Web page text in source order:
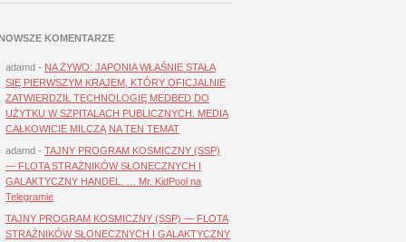
KOMENTARZE
adamd - NA ŻYWO: JAPONIA WŁAŚNIE STAŁA
SIĘ PIERWSZYM KRAJEM, KTÓRY OFICJALNIE
ZATWIERDZIŁ TECHNOLOGIĘ MEDBED DO
UŻYTKU W SZPITALACH PUBLICZNYCH. MEDIA
CAŁKOWICIE MILCZĄ NA TEN TEMAT
adamd - TAJNY PROGRAM KOSMICZNY (SSP)
— FLOTA STRAŻNIKÓW SŁONECZNYCH I
GALAKTYCZNY HANDEL. … Mr. KidPool na
Telegramie
TAJNY PROGRAM KOSMICZNY (SSP) — FLOTA
STRAŻNIKÓW SŁONECZNYCH I GALAKTYCZNY